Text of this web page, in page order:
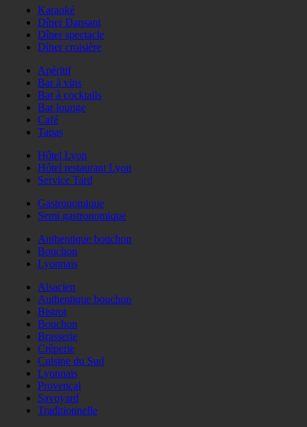
Karaoké
Dîner Dansant
Dîner spectacle
Dîner croisière
Apéritif
Bar à vins
Bar à cocktails
Bar lounge
Café
Tapas
Hôtel Lyon
Hôtel restaurant Lyon
Service Tard
Gastronomique
Semi gastronomique
Authentique bouchon
Bouchon
Lyonnais
Alsacien
Authentique bouchon
Bistrot
Bouchon
Brasserie
Crêperie
Cuisine du Sud
Lyonnais
Provençal
Savoyard
Traditionnelle